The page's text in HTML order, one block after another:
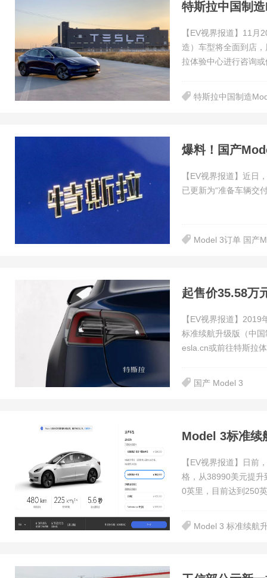
特斯拉中国制
【EV视界报道】11
造）车型将全面到店
拉体验中心进行咨询或
特斯拉中国制造
爆料！国产
【EV视界报道】近日
已更新为“准备车辆交
Model 3订单 国产
起售价35.58万
【EV视界报道】
标准续航升级版（中
esla.cn或前往特斯拉体
国产 Model 3
Model 3标准续
【EV视界报道】日前
格，从38990美元提升
0英里，目前达到250英
Model 3 标准续航